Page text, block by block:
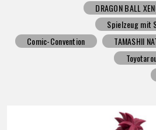
DRAGON BALL
Spielzeug mit
Comic-Convention
TAMASHII